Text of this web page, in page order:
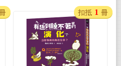
扣抵 1 冊